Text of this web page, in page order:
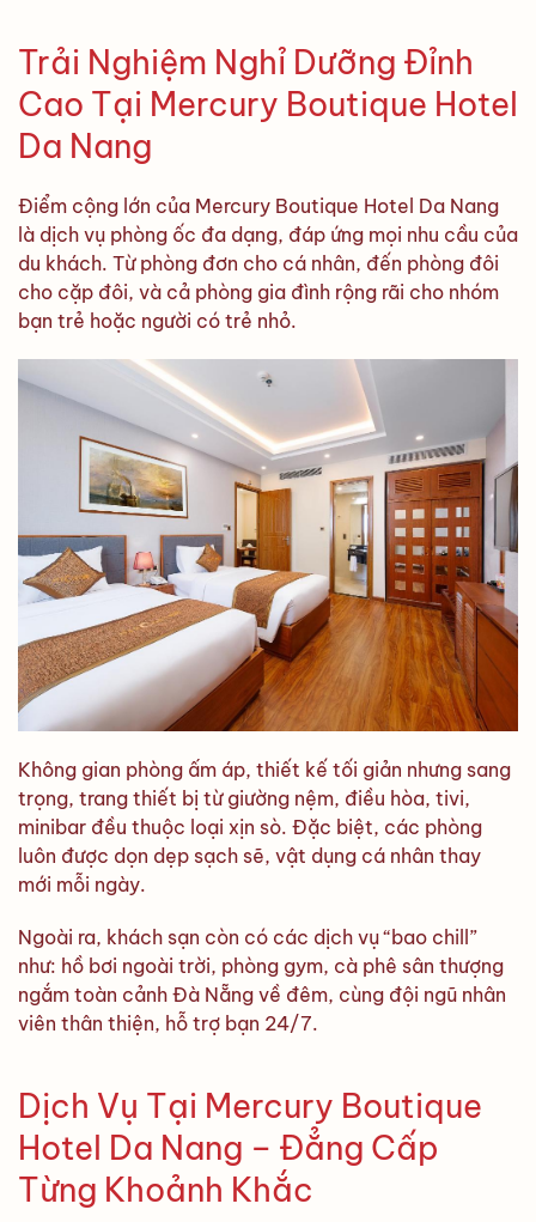
Trải Nghiệm Nghỉ Dưỡng Đỉnh
Cao Tại Mercury Boutique Hotel
Da Nang
Điểm cộng lớn của Mercury Boutique Hotel Da Nang
là dịch vụ phòng ốc đa dạng, đáp ứng mọi nhu cầu của
du khách. Từ phòng đơn cho cá nhân, đến phòng đôi
cho cặp đôi, và cả phòng gia đình rộng rãi cho nhóm
bạn trẻ hoặc người có trẻ nhỏ.
Không gian phòng ấm áp, thiết kế tối giản nhưng sang
trọng, trang thiết bị từ giường nệm, điều hòa, tivi,
minibar đều thuộc loại xịn sò. Đặc biệt, các phòng
luôn được dọn dẹp sạch sẽ, vật dụng cá nhân thay
mới mỗi ngày.
Ngoài ra, khách sạn còn có các dịch vụ “bao chill”
như: hồ bơi ngoài trời, phòng gym, cà phê sân thượng
ngắm toàn cảnh Đà Nẵng về đêm, cùng đội ngũ nhân
viên thân thiện, hỗ trợ bạn 24/7.
Dịch Vụ Tại Mercury Boutique
Hotel Da Nang – Đẳng Cấp
Từng Khoảnh Khắc